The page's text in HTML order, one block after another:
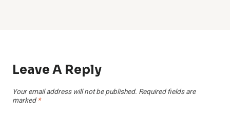
Leave A Reply
Your email address will not be published. Required fields are
marked *